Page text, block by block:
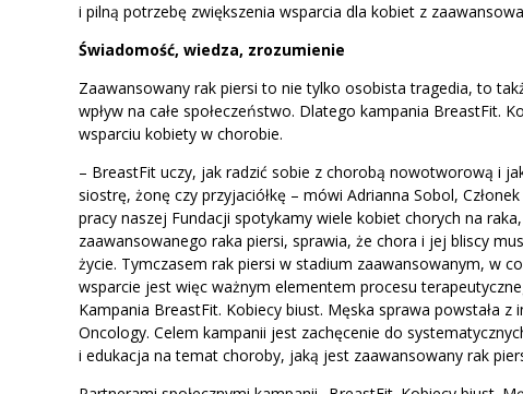
i pilną potrzebę zwiększenia wsparcia dla kobiet z
Świadomość, wiedza, zrozumienie
Zaawansowany rak piersi to nie tylko osobista tragedia, to
wpływ na całe społeczeństwo. Dlatego kampania BreastFit.
wsparciu kobiety w chorobie.
– BreastFit uczy, jak radzić sobie z chorobą nowotworową i
siostrę, żonę czy przyjaciółkę – mówi Adrianna Sobol,
pracy naszej Fundacji spotykamy wiele kobiet chorych na
zaawansowanego raka piersi, sprawia, że chora i jej bliscy
życie. Tymczasem rak piersi w stadium zaawansowanym, w
wsparcie jest więc ważnym elementem procesu
Kampania BreastFit. Kobiecy biust. Męska sprawa powstała
Oncology. Celem kampanii jest zachęcenie do
i edukacja na temat choroby, jaką jest zaawansowany rak